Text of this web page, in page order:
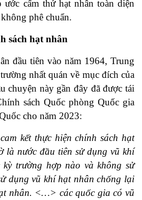
ước cấm thử hạt nhân toàn diện
phê chuẩn.
sách hạt nhân
đầu tiên vào năm 1964, Trung
nhất quán về mục đích của
chuyện này gần đây đã được tái
sách Quốc phòng Quốc gia
cho năm 2023:
kết thực hiện chính sách hạt
là nước đầu tiên sử dụng vũ khí
trường hợp nào và không sử
dụng vũ khí hạt nhân chống lại
nhân. <…> các quốc gia có vũ